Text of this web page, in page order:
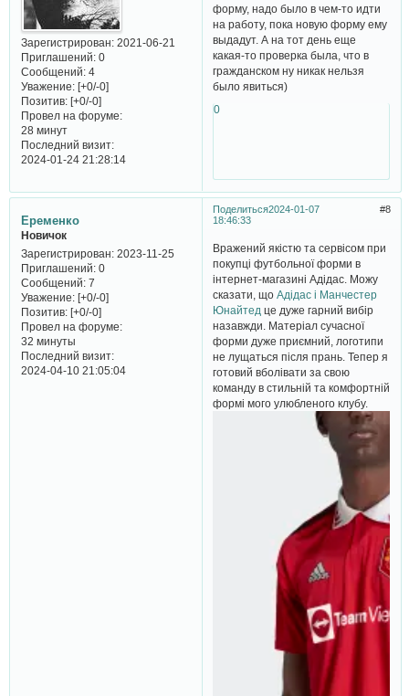
Зарегистрирован: 2021-06-21
Приглашений:0
Сообщений:4
Уважение: [+0/-0]
Позитив: [+0/-0]
Провел на форуме:
28 минут
Последний визит:
2024-01-24 21:28:14
форму, надо было в чем-то идти
на работу, пока новую форму ему
выдадут. А на тот день еще
какая-то проверка была, что в
гражданском ну никак нельзя
было явиться)
0
Поделиться 8
2024-01-07
18:46:33
Еременко
Новичок
Зарегистрирован: 2023-11-25
Приглашений:0
Сообщений:7
Уважение: [+0/-0]
Позитив: [+0/-0]
Провел на форуме:
32 минуты
Последний визит:
2024-04-10 21:05:04
Вражений якістю та сервісом при
покупці футбольної форми в
інтернет-магазині Адідас. Можу
сказати, щоАдідас і Манчестер
Юнайтед це дуже гарний вибір
назавжди. Матеріал сучасної
форми дуже приємний, логотипи
не лущаться після прань. Тепер я
готовий вболівати за свою
команду в стильній та комфортній
формі мого улюбленого клубу.